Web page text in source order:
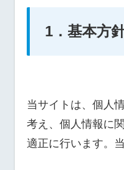
1．基本方
当サイトは、個人
考え、個人情報に
適正に行います。